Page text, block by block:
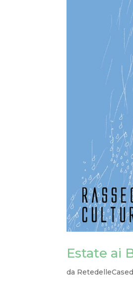
Estate ai
da